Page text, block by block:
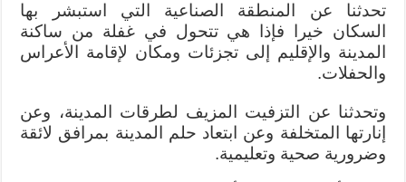
تحدثنا عن المنطقة الصناعية التي استبشر بها
السكان خيرا فإذا هي تتحول في غفلة من ساكنة
المدينة والإقليم إلى تجزئات ومكان لإقامة الأعراس
والحفلات.
وتحدثنا عن التزفيت المزيف لطرقات المدينة، وعن
إنارتها المتخلفة وعن ابتعاد حلم المدينة بمرافق لائقة
وضرورية صحية وتعليمية.